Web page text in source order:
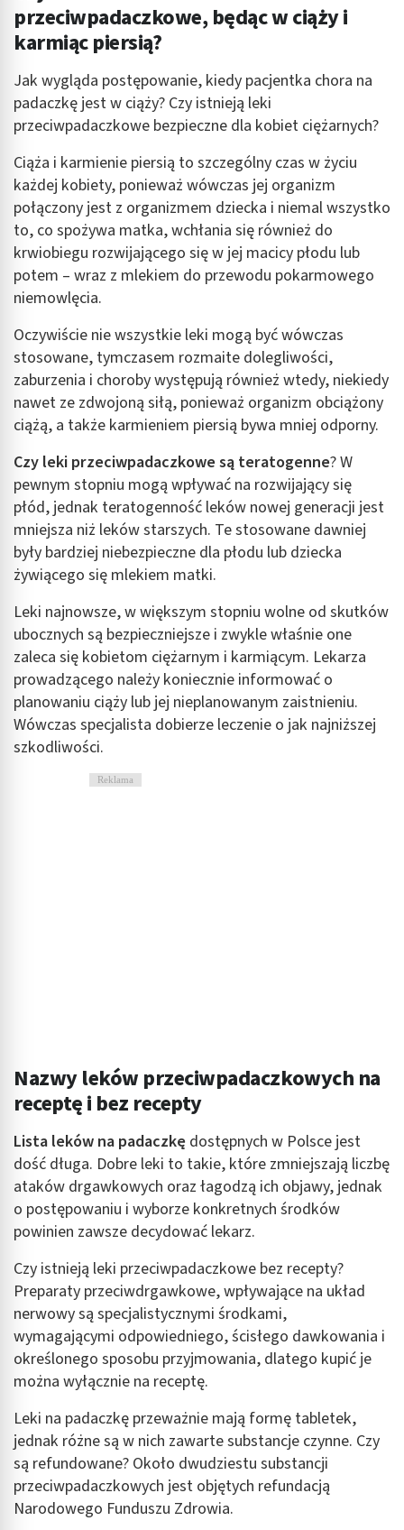
przeciwpadaczkowe, będąc w ciąży i
karmiąc piersią?
Jak wygląda postępowanie, kiedy pacjentka chora na
padaczkę jest w ciąży? Czy istnieją leki
przeciwpadaczkowe bezpieczne dla kobiet ciężarnych?
Ciąża i karmienie piersią to szczególny czas w życiu
każdej kobiety, ponieważ wówczas jej organizm
połączony jest z organizmem dziecka i niemal wszystko
to, co spożywa matka, wchłania się również do
krwiobiegu rozwijającego się w jej macicy płodu lub
potem – wraz z mlekiem do przewodu pokarmowego
niemowlęcia.
Oczywiście nie wszystkie leki mogą być wówczas
stosowane, tymczasem rozmaite dolegliwości,
zaburzenia i choroby występują również wtedy, niekiedy
nawet ze zdwojoną siłą, ponieważ organizm obciążony
ciążą, a także karmieniem piersią bywa mniej odporny.
Czy leki przeciwpadaczkowe są teratogenne? W
pewnym stopniu mogą wpływać na rozwijający się
płód, jednak teratogenność leków nowej generacji jest
mniejsza niż leków starszych. Te stosowane dawniej
były bardziej niebezpieczne dla płodu lub dziecka
żywiącego się mlekiem matki.
Leki najnowsze, w większym stopniu wolne od skutków
ubocznych są bezpieczniejsze i zwykle właśnie one
zaleca się kobietom ciężarnym i karmiącym. Lekarza
prowadzącego należy koniecznie informować o
planowaniu ciąży lub jej nieplanowanym zaistnieniu.
Wówczas specjalista dobierze leczenie o jak najniższej
szkodliwości.
Reklama
Nazwy leków przeciwpadaczkowych na
receptę i bez recepty
Lista leków na padaczkę dostępnych w Polsce jest
dość długa. Dobre leki to takie, które zmniejszają liczbę
ataków drgawkowych oraz łagodzą ich objawy, jednak
o postępowaniu i wyborze konkretnych środków
powinien zawsze decydować lekarz.
Czy istnieją leki przeciwpadaczkowe bez recepty?
Preparaty przeciwdrgawkowe, wpływające na układ
nerwowy są specjalistycznymi środkami,
wymagającymi odpowiedniego, ścisłego dawkowania i
określonego sposobu przyjmowania, dlatego kupić je
można wyłącznie na receptę.
Leki na padaczkę przeważnie mają formę tabletek,
jednak różne są w nich zawarte substancje czynne. Czy
są refundowane? Około dwudziestu substancji
przeciwpadaczkowych jest objętych refundacją
Narodowego Funduszu Zdrowia.
Wydajność (Performance)
Reklama / śledzenie